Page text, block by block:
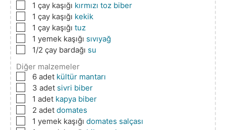
▢1 çay kaşığı kırmızı toz biber
▢1 çay kaşığı kekik
▢1 çay kaşığı tuz
▢1 yemek kaşığı sıvıyağ
▢1/2 çay bardağı su
Diğer malzemeler
▢
6 adet kültür mantarı
▢
3 adet sivri biber
▢1 adet kapya biber
▢
2 adet domates
▢1 yemek kaşığı domates salçası